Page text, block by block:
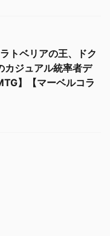
トベリアの王、ドク
カジュアル統率者デ
】【マーベルコラ